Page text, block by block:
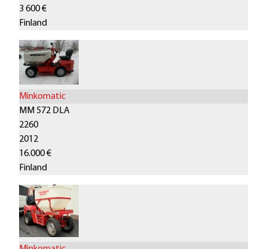
3 600 €
Finland
Minkomatic
MM 572 DLA
2260
2012
16.000 €
Finland